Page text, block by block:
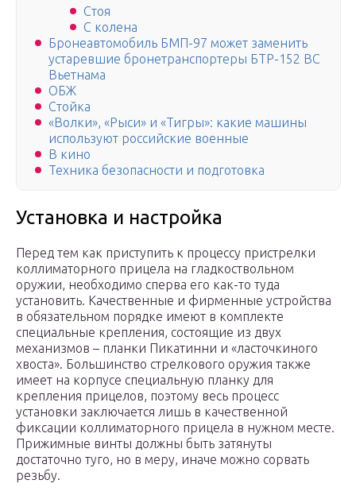
Стоя
С колена
Бронеавтомобиль БМП-97 может заменить
устаревшие бронетранспортеры БТР-152 ВС
Вьетнама
ОБЖ
Стойка
«Волки», «Рыси» и «Тигры»: какие машины
используют российские военные
В кино
Техника безопасности и подготовка
Установка и настройка
Перед тем как приступить к процессу пристрелки
коллиматорного прицела на гладкоствольном
оружии, необходимо сперва его как-то туда
установить. Качественные и фирменные устройства
в обязательном порядке имеют в комплекте
специальные крепления, состоящие из двух
механизмов – планки Пикатинни и «ласточкиного
хвоста». Большинство стрелкового оружия также
имеет на корпусе специальную планку для
крепления прицелов, поэтому весь процесс
установки заключается лишь в качественной
фиксации коллиматорного прицела в нужном месте.
Прижимные винты должны быть затянуты
достаточно туго, но в меру, иначе можно сорвать
резьбу.